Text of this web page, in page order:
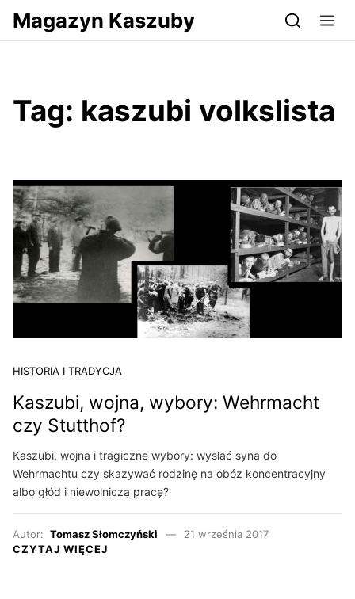
Przejdź do serwisu magazynkaszuby.pl
Magazyn Kaszuby
Tag: kaszubi volkslista
HISTORIA I TRADYCJA
Kaszubi, wojna, wybory: Wehrmacht
czy Stutthof?
Kaszubi, wojna i tragiczne wybory: wysłać syna do
Wehrmachtu czy skazywać rodzinę na obóz koncentracyjny
albo głód i niewolniczą pracę?
Autor: Tomasz Słomczyński
21 września 2017
CZYTAJ WIĘCEJ